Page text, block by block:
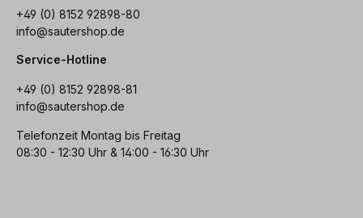
+49 (0) 8152 92898-80
info@sautershop.de
Service-Hotline
+49 (0) 8152 92898-81
info@sautershop.de
Telefonzeit Montag bis Freitag
08:30 - 12:30 Uhr & 14:00 - 16:30 Uhr